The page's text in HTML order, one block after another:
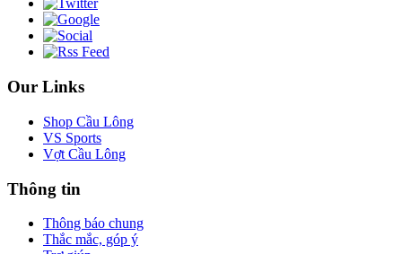
Our Links
Shop Cầu Lông
VS Sports
Vợt Cầu Lông
Thông tin
Thông báo chung
Thắc mắc, góp ý